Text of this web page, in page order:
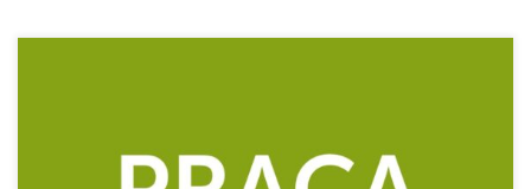
Wypoczynkowego Hufca ZHP Pabianice w Małczu. Terminy:
weekendy: 16-18.05, 23-25.05, 30.05-1.06, 6-9.06 (weekend +